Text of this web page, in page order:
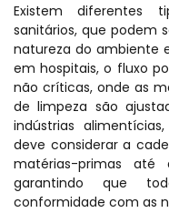
Existem diferentes
sanitários, que podem
natureza do ambiente
em hospitais, o fluxo
não críticas, onde as
de limpeza são
indústrias
deve considerar a
matérias-primas
garantindo que
conformidade com as